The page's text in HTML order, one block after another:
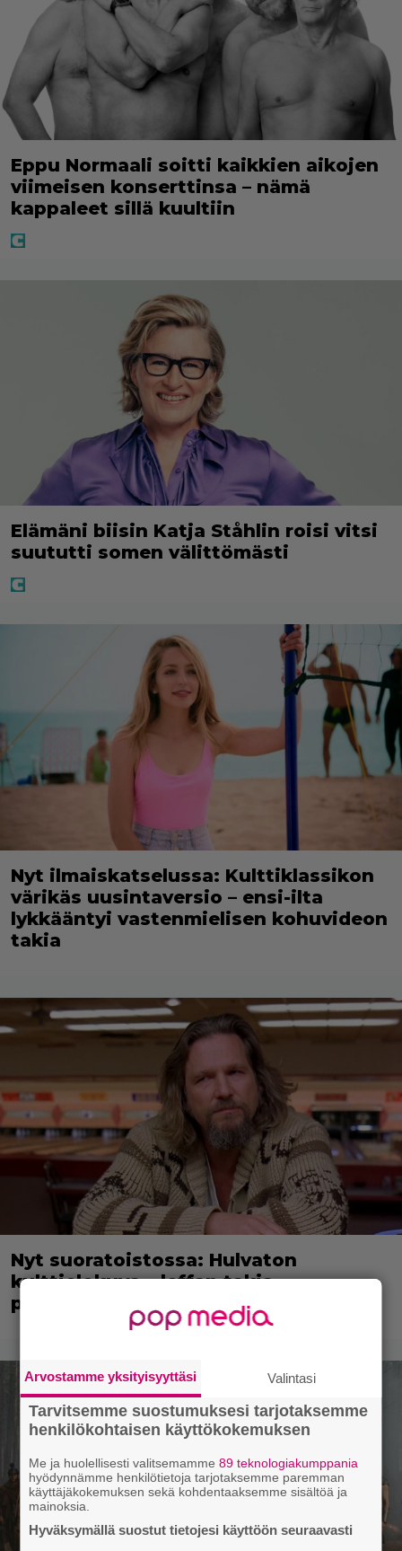
Eppu Normaali soitti kaikkien aikojen
viimeisen konserttinsa – nämä
kappaleet sillä kuultiin
Elämäni biisin Katja Ståhlin roisi vitsi
suututti somen välittömästi
Nyt ilmaiskatselussa: Kulttiklassikon
värikäs uusintaversio – ensi-ilta
lykkääntyi vastenmielisen kohuvideon
takia
Nyt suoratoistossa: Hulvaton
kulttielokuva – leffan takia
perustettiin uusi uskonto!
Arvostamme yksityisyyttäsi Valintasi
Tarvitsemme suostumuksesi tarjotaksemme
henkilökohtaisen käyttökokemuksen
Me ja huolellisesti valitsemamme89 teknologiakumppania
hyödynnämme henkilötietoja tarjotaksemme paremman
käyttäjäkokemuksen sekä kohdentaaksemme sisältöä ja
mainoksia.
Hyväksymällä suostut tietojesi käyttöön seuraavasti